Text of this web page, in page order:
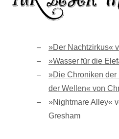
»Der Nachtzirkus«
»Wasser für die
»Die Chroniken der
der Wellen« von
»Nightmare Alley«
Gresham